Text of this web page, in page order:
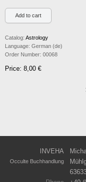
Catalog: Astrology
Language: German (de)
Order Number: 00068
Price: 8,00 €
INVEHA
Occulte Buchhandlung